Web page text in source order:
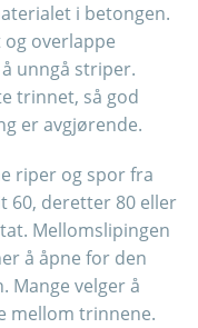
i betongen.
overlappe
unngå striper.
trinnet, så god
er avgjørende.
riper og spor fra
60, deretter 80 eller
Mellomslipingen
å åpne for den
Mange velger å
mellom trinnene.